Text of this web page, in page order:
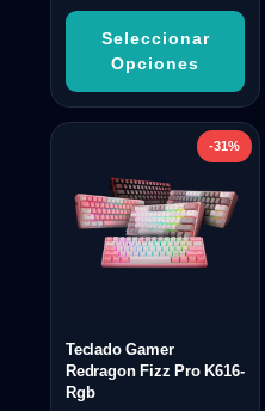
Seleccionar
Opciones
-31%
Teclado Gamer
Redragon Fizz Pro K616-
Rgb